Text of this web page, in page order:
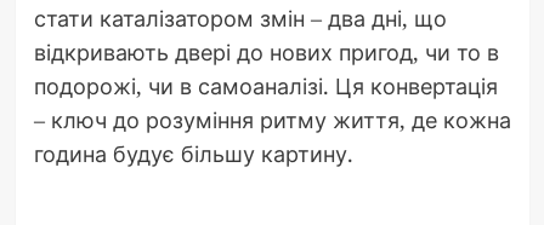
стати каталізатором змін – два дні, що
відкривають двері до нових пригод, чи то в
подорожі, чи в самоаналізі. Ця конвертація
– ключ до розуміння ритму життя, де кожна
година будує більшу картину.